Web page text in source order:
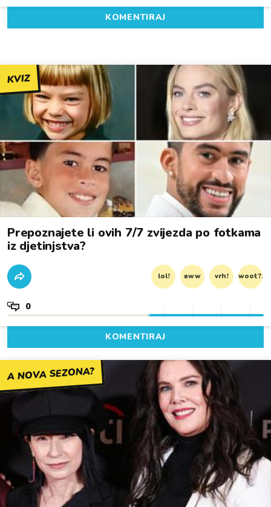
KOMENTIRAJ
KVIZ
Prepoznajete li ovih 7/7 zvijezda po fotkama
iz djetinjstva?
lol! aww vrh! woot?!
0
KOMENTIRAJ
A NOVA SEZONA?